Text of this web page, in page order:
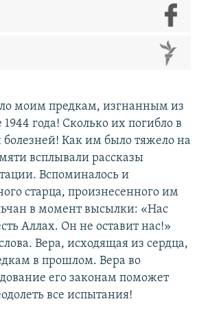
моим предкам, изгнанным из
года! Сколько их погибло в
болезней! Как им было тяжело на
всплывали рассказы
Вспоминалось и
старца, произнесенного им
в момент высылки: «Нас
Аллах. Он не оставит нас!»
Вера, исходящая из сердца,
в прошлом. Вера во
его законам поможет
все испытания!